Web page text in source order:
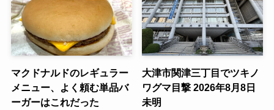
マクドナルドのレギュラー
メニュー、よく頼む単品バ
ーガーはこれだった
大津市関津三丁目でツキノ
ワグマ目撃 2026年8月8日
未明